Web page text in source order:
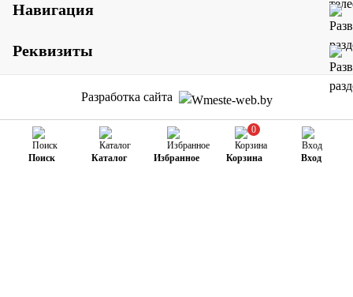
Навигация
Реквизиты
Разработка сайта
Поиск Каталог Избранное
0
Корзина Вход